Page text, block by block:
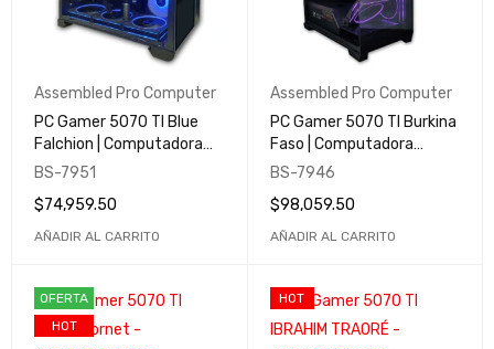
Assembled Pro Computer
PC Gamer 5070 TI Blue
Falchion | Computadora
Gamer y Profesional |
BS-7951
$74,959.50
AÑADIR AL CARRITO
Assembled Pro Computer
PC Gamer 5070 TI Burkina
Faso | Computadora
Gamer y Profesional |
BS-7946
$98,059.50
AÑADIR AL CARRITO
OFERTA
HOT
HOT